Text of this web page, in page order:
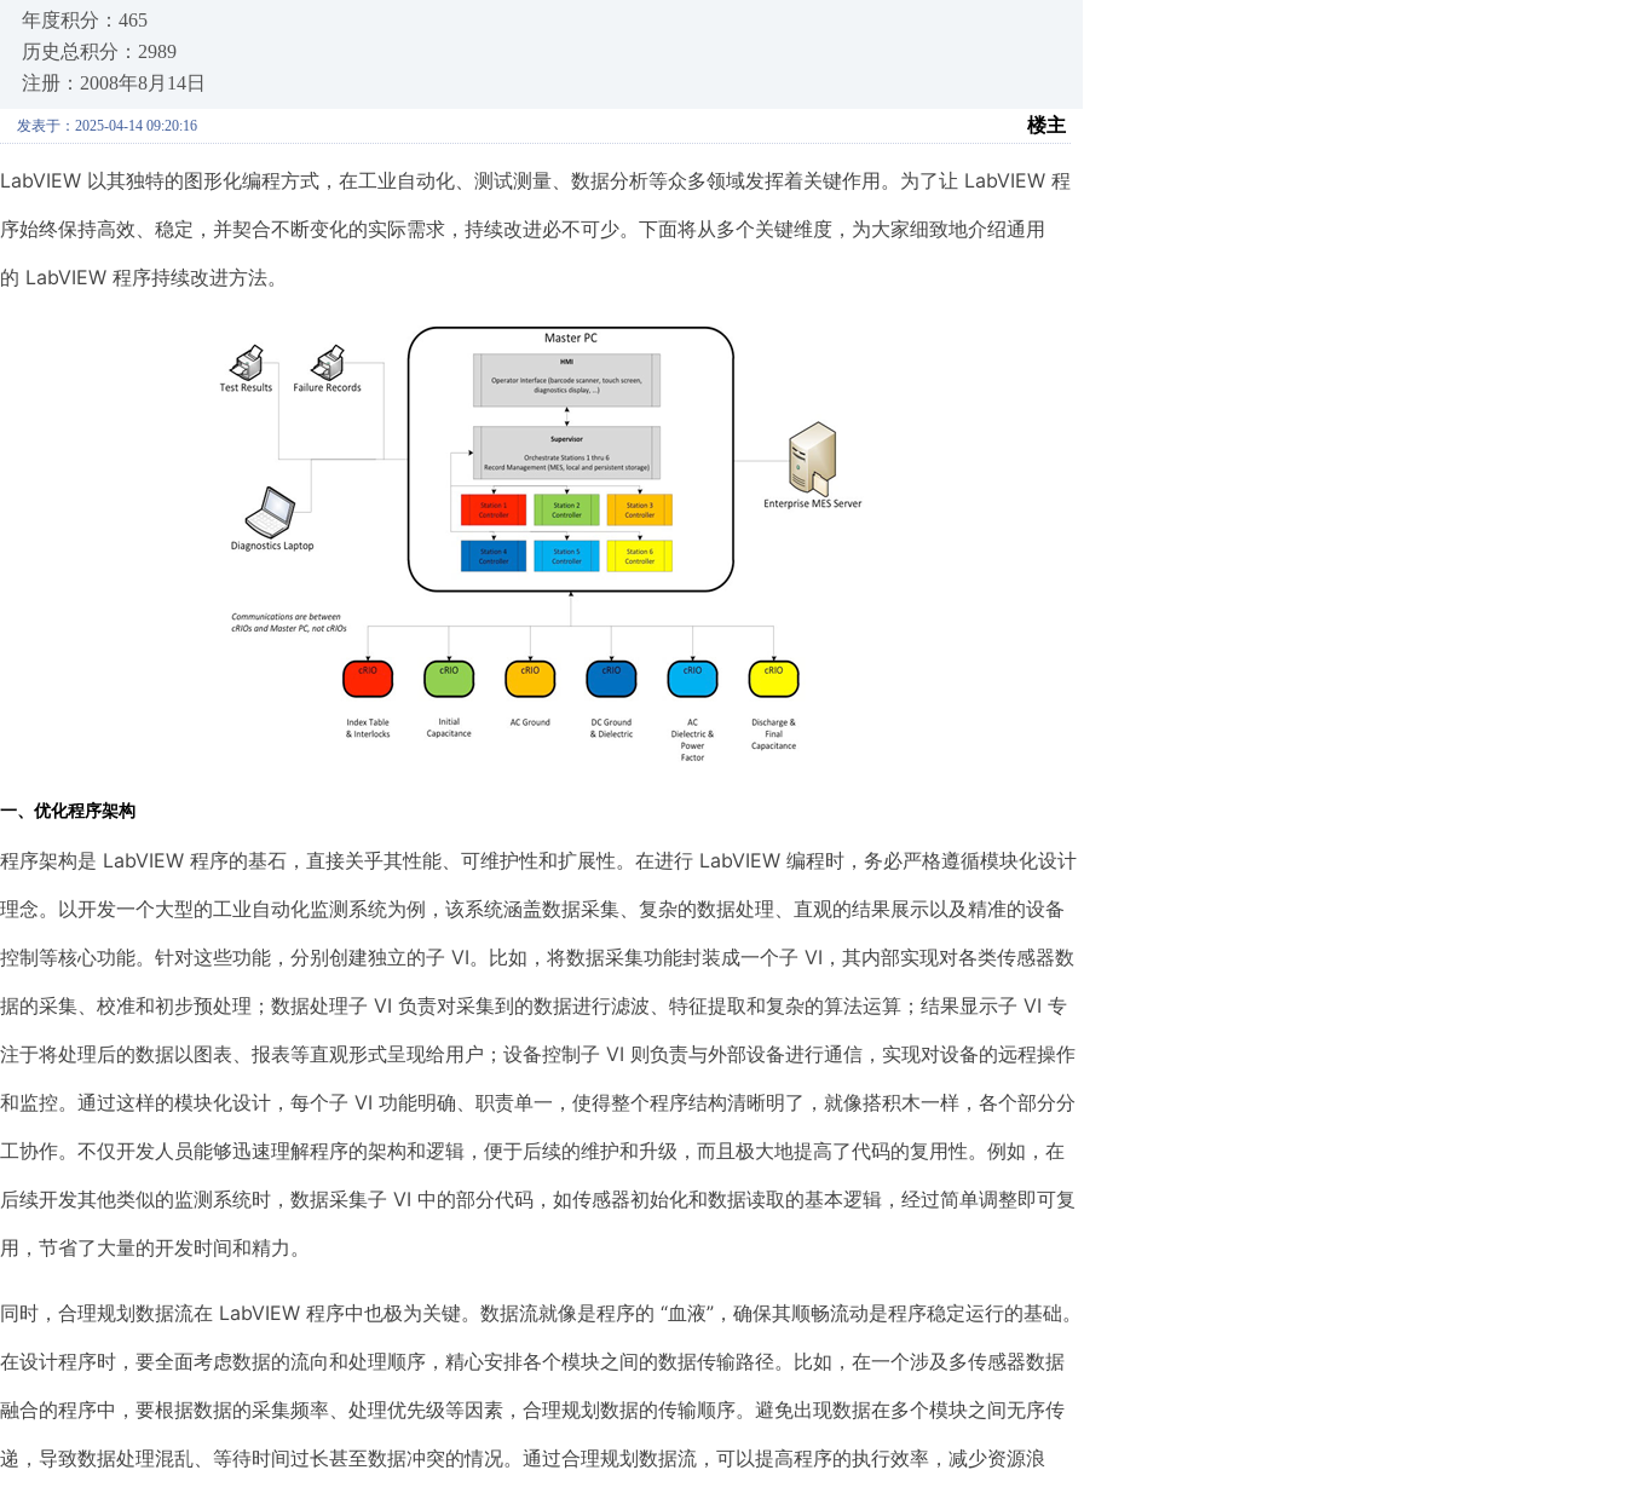
年度积分：465
历史总积分：2989
注册：2008年8月14日
发表于：2025-04-14 09:20:16 楼主
LabVIEW 以其独特的图形化编程方式，在工业自动化、测试测量、数据分析等众多领域发挥着关键作用。为了让 LabVIEW 程
序始终保持高效、稳定，并契合不断变化的实际需求，持续改进必不可少。下面将从多个关键维度，为大家细致地介绍通用
的 LabVIEW 程序持续改进方法。
一、优化程序架构
程序架构是 LabVIEW 程序的基石，直接关乎其性能、可维护性和扩展性。在进行 LabVIEW 编程时，务必严格遵循模块化设计
理念。以开发一个大型的工业自动化监测系统为例，该系统涵盖数据采集、复杂的数据处理、直观的结果展示以及精准的设备
控制等核心功能。针对这些功能，分别创建独立的子 VI。比如，将数据采集功能封装成一个子 VI，其内部实现对各类传感器数
据的采集、校准和初步预处理；数据处理子 VI 负责对采集到的数据进行滤波、特征提取和复杂的算法运算；结果显示子 VI 专
注于将处理后的数据以图表、报表等直观形式呈现给用户；设备控制子 VI 则负责与外部设备进行通信，实现对设备的远程操作
和监控。通过这样的模块化设计，每个子 VI 功能明确、职责单一，使得整个程序结构清晰明了，就像搭积木一样，各个部分分
工协作。不仅开发人员能够迅速理解程序的架构和逻辑，便于后续的维护和升级，而且极大地提高了代码的复用性。例如，在
后续开发其他类似的监测系统时，数据采集子 VI 中的部分代码，如传感器初始化和数据读取的基本逻辑，经过简单调整即可复
用，节省了大量的开发时间和精力。
同时，合理规划数据流在 LabVIEW 程序中也极为关键。数据流就像是程序的 “血液”，确保其顺畅流动是程序稳定运行的基础。
在设计程序时，要全面考虑数据的流向和处理顺序，精心安排各个模块之间的数据传输路径。比如，在一个涉及多传感器数据
融合的程序中，要根据数据的采集频率、处理优先级等因素，合理规划数据的传输顺序。避免出现数据在多个模块之间无序传
递，导致数据处理混乱、等待时间过长甚至数据冲突的情况。通过合理规划数据流，可以提高程序的执行效率，减少资源浪